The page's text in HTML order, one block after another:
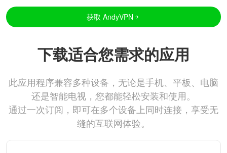
获取 AndyVPN
下载适合您需求的应用
此应用程序兼容多种设备，无论是手机、平板、电脑
还是智能电视，您都能轻松安装和使用。
通过一次订阅，即可在多个设备上同时连接，享受无
缝的互联网体验。